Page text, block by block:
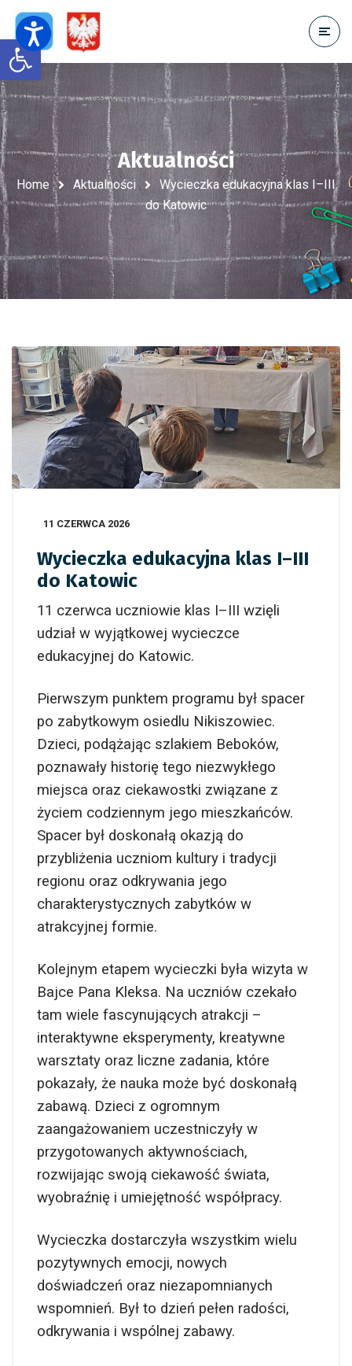
Open toolbar
Aktualności
Home Aktualności
Wycieczka edukacyjna klas I–III
do Katowic
11 CZERWCA 2026
Wycieczka edukacyjna klas I–III
do Katowic
11 czerwca uczniowie klas I–III wzięli
udział w wyjątkowej wycieczce
edukacyjnej do Katowic.
Pierwszym punktem programu był spacer
po zabytkowym osiedlu Nikiszowiec.
Dzieci, podążając szlakiem Beboków,
poznawały historię tego niezwykłego
miejsca oraz ciekawostki związane z
życiem codziennym jego mieszkańców.
Spacer był doskonałą okazją do
przybliżenia uczniom kultury i tradycji
regionu oraz odkrywania jego
charakterystycznych zabytków w
atrakcyjnej formie.
Kolejnym etapem wycieczki była wizyta w
Bajce Pana Kleksa. Na uczniów czekało
tam wiele fascynujących atrakcji –
interaktywne eksperymenty, kreatywne
warsztaty oraz liczne zadania, które
pokazały, że nauka może być doskonałą
zabawą. Dzieci z ogromnym
zaangażowaniem uczestniczyły w
przygotowanych aktywnościach,
rozwijając swoją ciekawość świata,
wyobraźnię i umiejętność współpracy.
Wycieczka dostarczyła wszystkim wielu
pozytywnych emocji, nowych
doświadczeń oraz niezapomnianych
wspomnień. Był to dzień pełen radości,
odkrywania i wspólnej zabawy.